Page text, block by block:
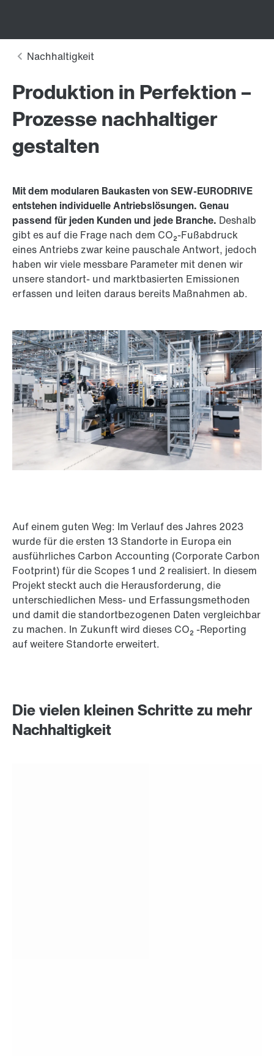
Produktion in Perfektion –
Prozesse nachhaltiger
gestalten
Mit dem modularen Baukasten von SEW-EURODRIVE
entstehen individuelle Antriebslösungen. Genau
passend für jeden Kunden und jede Branche. Deshalb
gibt es auf die Frage nach dem CO₂-Fußabdruck
eines Antriebs zwar keine pauschale Antwort, jedoch
haben wir viele messbare Parameter mit denen wir
unsere standort- und marktbasierten Emissionen
erfassen und leiten daraus bereits Maßnahmen ab.
Auf einem guten Weg: Im Verlauf des Jahres 2023
wurde für die ersten 13 Standorte in Europa ein
ausführliches Carbon Accounting (Corporate Carbon
Footprint) für die Scopes 1 und 2 realisiert. In diesem
Projekt steckt auch die Herausforderung, die
unterschiedlichen Mess- und Erfassungsmethoden
und damit die standortbezogenen Daten vergleichbar
zu machen. In Zukunft wird dieses CO₂ -Reporting
auf weitere Standorte erweitert.
Die vielen kleinen Schritte zu mehr
Nachhaltigkeit